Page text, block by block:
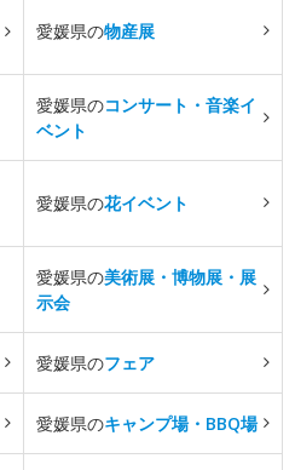
愛媛県の物産展
愛媛県のコンサート・音楽イ
ベント
愛媛県の花イベント
愛媛県の美術展・博物展・展
示会
愛媛県のフェア
愛媛県のキャンプ場・BBQ場